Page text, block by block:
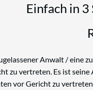
Einfach in
Anwalt / eine
zu vertreten. Es ist
vor Gericht zu